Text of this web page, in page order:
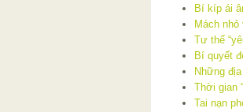
Bí kíp ái
Mách nhỏ
Tư thế
Bí quyết
Những
Thời gian
Tai nạn